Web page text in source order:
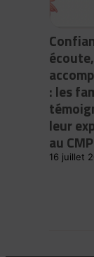
écoute,
: les
leur
au
16 juillet